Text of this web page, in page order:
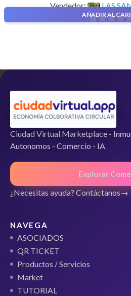
AÑADIR AL
Vendedor: LAS
5
Ciudad Virtual Marketplace -
Autonomos - Comercio - IA
Explorar
¿Necesitas ayuda? Contáctanos
NAVEGA
ASOCIADOS
QR TICKET
Productos / Servicios
Market
TUTORIAL